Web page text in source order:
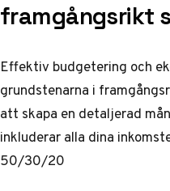
framgångsrikt
Effektiv budgetering och
grundstenarna i
att skapa en detaljerad
inkluderar alla dina
50/30/20